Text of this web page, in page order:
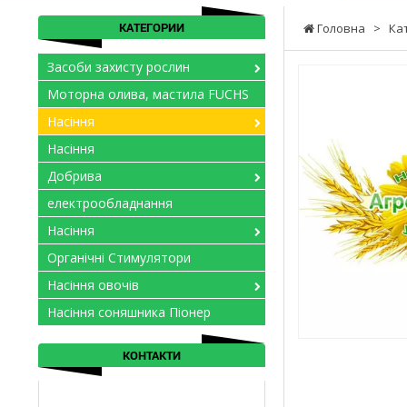
Головна >
КАТЕГОРИИ
Засоби захисту рослин
Моторна олива, мастила FUCHS
Насіння
Насіння
Добрива
електрообладнання
Насіння
Органічні Стимулятори
Насіння овочів
Насіння соняшника Піонер
КОНТАКТИ